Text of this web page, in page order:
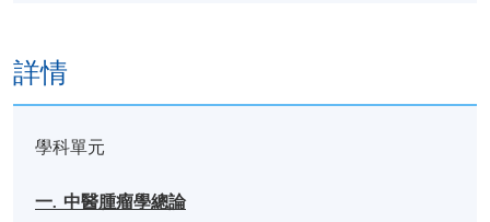
詳情
學科單元
一. 中醫腫瘤學總論